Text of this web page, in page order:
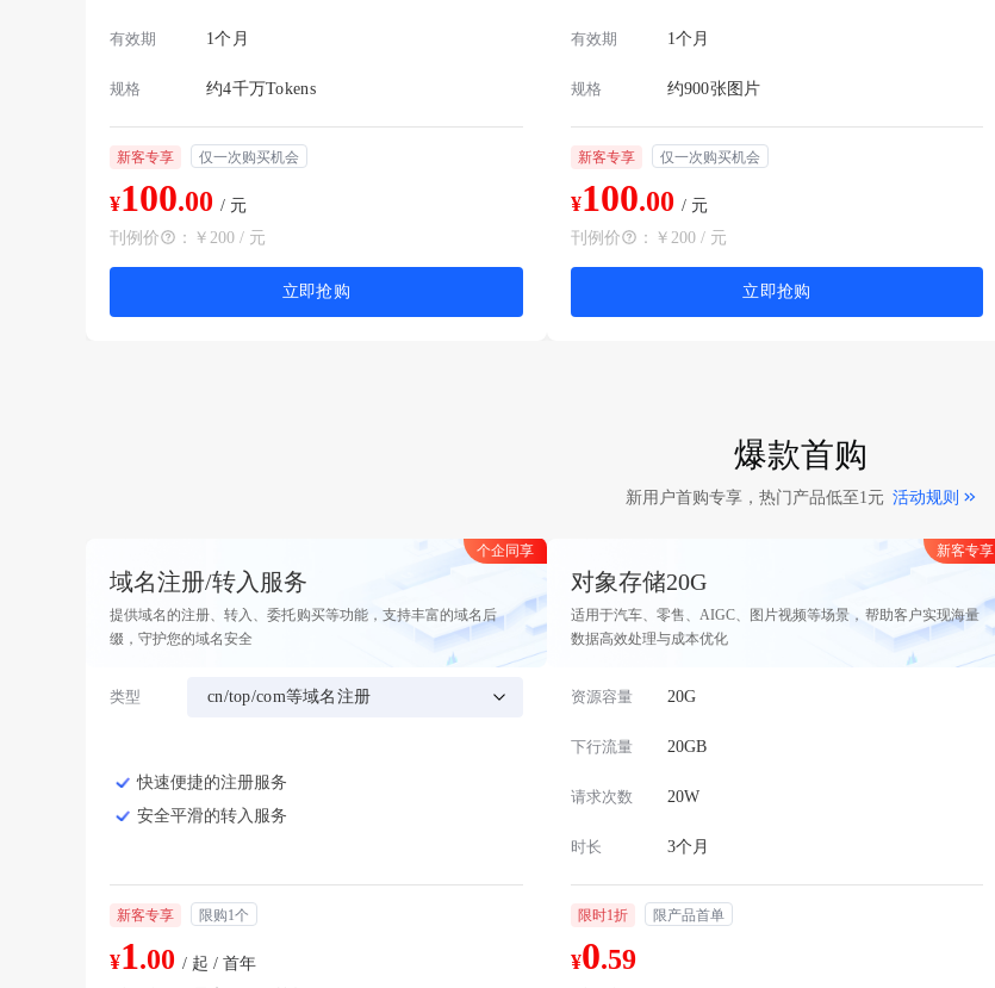
有效期 1个月
规格 约4千万Tokens
新客专享 仅一次购买机会
¥100.00 / 元
刊例价
： ￥200 / 元
立即抢购
有效期 1个月
规格 约900张图片
新客专享 仅一次购买机会
¥100.00 / 元
刊例价
： ￥200 / 元
立即抢购
爆款首购
新用户首购专享，热门产品低至1元 活动规则
个企同享
域名注册/转入服务
提供域名的注册、转入、委托购买等功能，支持丰富的域名后
缀，守护您的域名安全
类型 cn/top/com等域名注册
快速便捷的注册服务
安全平滑的转入服务
新客专享 限购1个
¥1.00 / 起 / 首年
新客专享
对象存储20G
适用于汽车、零售、AIGC、图片视频等场景，帮助客户实现海量
数据高效处理与成本优化
资源容量 20G
下行流量 20GB
请求次数 20W
时长 3个月
限时1折 限产品首单
¥0.59